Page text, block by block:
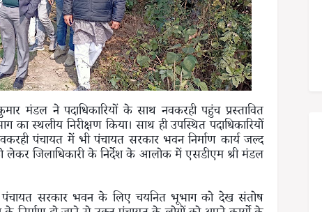
मंडल ने पदाधिकारियों के साथ नवकरही पहुंच प्रस्तावित
स्थलीय निरीक्षण किया। साथ ही उपस्थित पदाधिकारियों
पंचायत में भी पंचायत सरकार भवन निर्माण कार्य जल्द
लेकर जिलाधिकारी के निर्देश के आलोक में एसडीएम श्री मंडल
पंचायत सरकार भवन के लिए चयनित भूभाग को देख संतोष